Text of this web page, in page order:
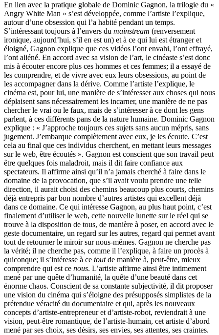
En lien avec la pratique globale de Dominic Gagnon, la trilogie du «
Angry White Man » s’est développée, comme l’artiste l’explique,
autour d’une obsession qui l’a habité pendant un temps.
S’intéressant toujours à l’envers du mainstream (renversement
ironique, aujourd’hui, s’il en est un) et à ce qui lui est étranger et
éloigné, Gagnon explique que ces vidéos l’ont envahi, l’ont effrayé,
l’ont aliéné. En accord avec sa vision de l’art, le cinéaste s’est donc
mis à écouter encore plus ces hommes et ces femmes; il a essayé de
les comprendre, et de vivre avec eux leurs obsessions, au point de
les accompagner dans la dérive. Comme l’artiste l’explique, le
cinéma est, pour lui, une manière de s’intéresser aux choses qui nous
déplaisent sans nécessairement les incarner, une manière de ne pas
chercher le vrai ou le faux, mais de s’intéresser à ce dont les gens
parlent, à ces différents pans de la nature humaine. Dominic Gagnon
explique : « J’approche toujours ces sujets sans aucun mépris, sans
jugement. J’embarque complètement avec eux, je les écoute. C’est
cela au final que ces individus cherchent, en mettant leurs messages
sur le web, être écoutés ». Gagnon est conscient que son travail peut
être quelques fois maladroit, mais il dit faire confiance aux
spectateurs. Il affirme ainsi qu’il n’a jamais cherché à faire dans le
domaine de la provocation, que s’il avait voulu prendre une telle
direction, il aurait choisi des chemins beaucoup plus courts, chemins
déjà entrepris par bon nombre d’autres artistes qui excellent déjà
dans ce domaine. Ce qui intéresse Gagnon, au plus haut point, c’est
finalement d’utiliser le web, cette nouvelle lunette sur le réel qui se
trouve à la disposition de tous, de manière à poser, en accord avec le
geste documentaire, un regard sur les autres, regard qui permet avant
tout de retourner le miroir sur nous-mêmes. Gagnon ne cherche pas
la vérité; il ne cherche pas, comme il l’explique, à faire un procès à
quiconque; il s’intéresse à ce toutde manière à, peut-être, mieux
comprendre qui est ce nous. L’artiste affirme ainsi être intimement
mené par une quête d’humanité, la quête d’une beauté dans cet
énorme chaos. Conscient de sa constante subjectivité, il dit proposer
une vision du cinéma qui s’éloigne des présupposés simplistes de la
prétendue véracité du documentaire et qui, après les nouveaux
concepts d’artiste-entrepreneur et d’artiste-robot, reviendrait à une
vision, peut-être romantique, de l’artiste-humain, cet artiste d’abord
mené par ses choix, ses désirs, ses envies, ses attentes, ses craintes.